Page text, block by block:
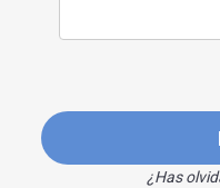
¿Has